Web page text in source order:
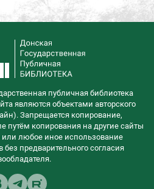
публичная библиотека
являются объектами авторского
Запрещается копирование,
путём копирования на другие сайты
или любое иное использование
предварительного согласия